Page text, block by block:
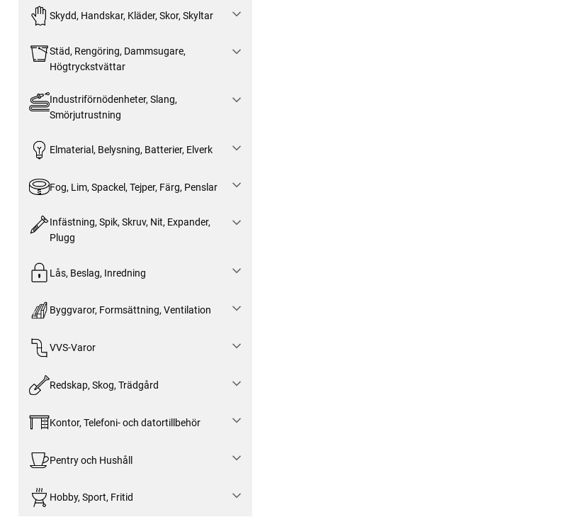
Skydd, Handskar, Kläder, Skor, Skyltar
Städ, Rengöring, Dammsugare,
Högtryckstvättar
Industriförnödenheter, Slang,
Smörjutrustning
Elmaterial, Belysning, Batterier, Elverk
Fog, Lim, Spackel, Tejper, Färg, Penslar
Infästning, Spik, Skruv, Nit, Expander,
Plugg
Lås, Beslag, Inredning
Byggvaror, Formsättning, Ventilation
VVS-Varor
Redskap, Skog, Trädgård
Kontor, Telefoni- och datortillbehör
Pentry och Hushåll
Hobby, Sport, Fritid